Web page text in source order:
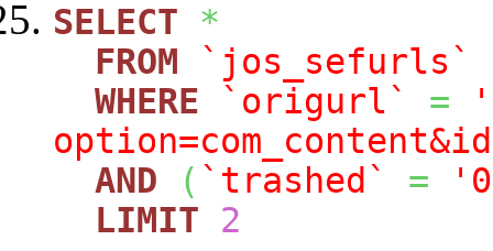
SELECT
*
FROM
`jos_sefurls`
WHERE
`origurl` =
AND
( `trashed` =
LIMIT
2